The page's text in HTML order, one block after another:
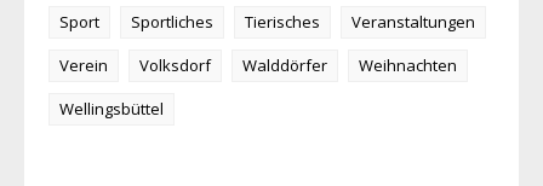
Sport
Sportliches Tierisches
Veranstaltungen
Verein
Volksdorf Walddörfer
Weihnachten
Wellingsbüttel